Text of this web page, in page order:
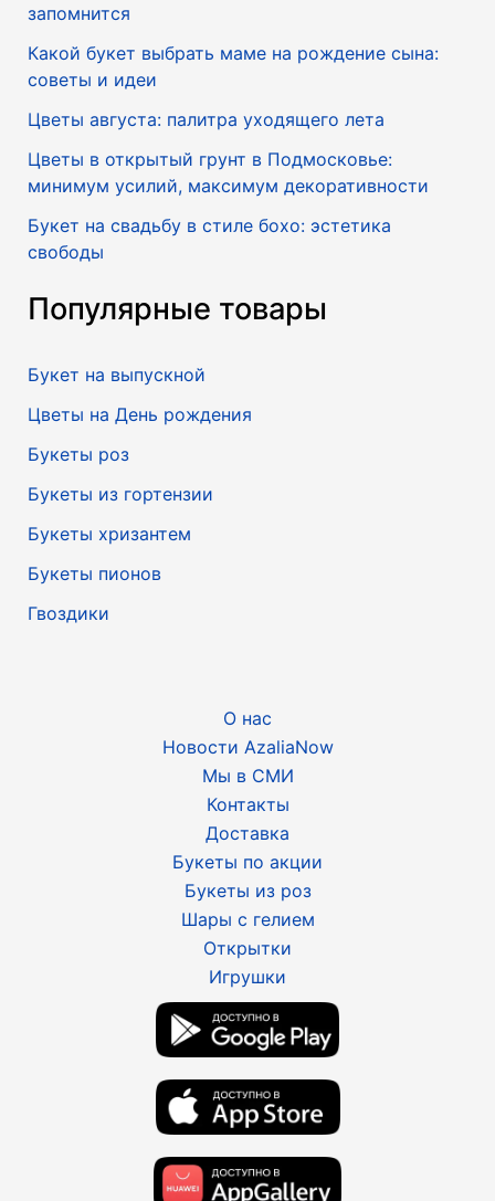
запомнится
Какой букет выбрать маме на рождение сына:
советы и идеи
Цветы августа: палитра уходящего лета
Цветы в открытый грунт в Подмосковье:
минимум усилий, максимум декоративности
Букет на свадьбу в стиле бохо: эстетика
свободы
Популярные товары
Букет на выпускной
Цветы на День рождения
Букеты роз
Букеты из гортензии
Букеты хризантем
Букеты пионов
Гвоздики
О нас
Новости AzaliaNow
Мы в СМИ
Контакты
Доставка
Букеты по акции
Букеты из роз
Шары с гелием
Открытки
Игрушки